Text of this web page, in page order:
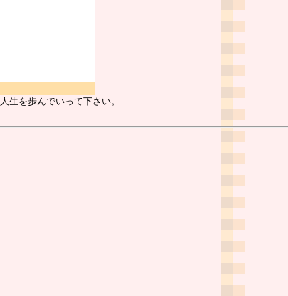
生を歩んでいって下さい。